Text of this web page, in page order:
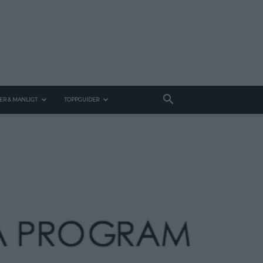
& MANLIGT TOPPGUIDER